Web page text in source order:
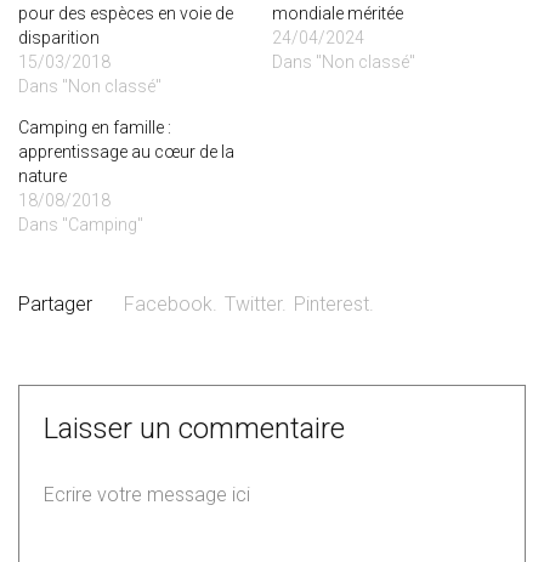
pour des espèces en voie de
disparition
15/03/2018
Dans "Non classé"
mondiale méritée
24/04/2024
Dans "Non classé"
Camping en famille :
apprentissage au cœur de la
nature
18/08/2018
Dans "Camping"
Partager Facebook. Twitter. Pinterest.
Laisser un commentaire